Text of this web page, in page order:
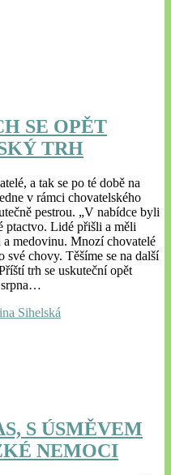
SE OPĚT
TRH
a tak se po té době na
v rámci chovatelského
pestrou. „V nabídce byli
ptactvo. Lidé přišli a měli
medovinu. Mnozí chovatelé
chovy. Těšíme se na další
trh se uskuteční opět
srpna…
Sihelská
S ÚSMĚVEM
NEMOCI